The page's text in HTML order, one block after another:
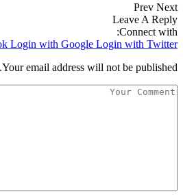
Prev Next
Leave A Reply
Connect with:
Login with Google Login with Twitter
Your email address will not be published.